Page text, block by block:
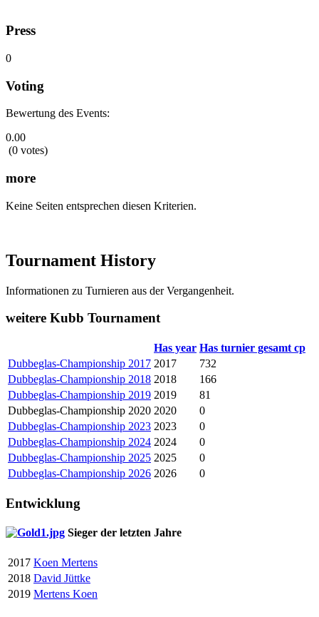
Press
0
Voting
Bewertung des Events:
0.00
(0 votes)
more
Keine Seiten entsprechen diesen Kriterien.
Tournament History
Informationen zu Turnieren aus der Vergangenheit.
weitere Kubb Tournament
Has year Has turnier gesamt cp
Dubbeglas-Championship 2017 2017
732
Dubbeglas-Championship 2018 2018
166
Dubbeglas-Championship 2019 2019
81
Dubbeglas-Championship 2020 2020
0
Dubbeglas-Championship 2023 2023
0
Dubbeglas-Championship 2024 2024
0
Dubbeglas-Championship 2025 2025
0
Dubbeglas-Championship 2026 2026 0
Entwicklung
Sieger der letzten Jahre
2017 Koen Mertens
2018 David Jüttke
2019 Mertens Koen